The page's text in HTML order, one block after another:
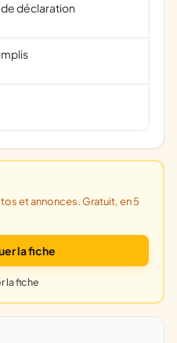
déclaration
la fiche
la fiche